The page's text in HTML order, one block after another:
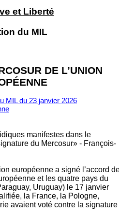
et Liberté
du MIL
DE L’UNION
MIL du 23 janvier 2026
manifestes dans le
du Mercosur» - François-
européenne a signé l’accord
et les quatre pays du
Uruguay) le 17 janvier
la France, la Pologne,
avaient voté contre la signature